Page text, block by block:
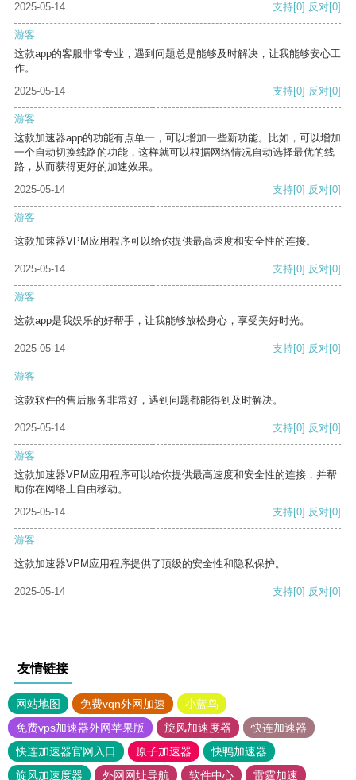
2025-05-14 支持[0] 反对[0]
游客
这款app的客服非常专业，遇到问题总是能够及时解决，让我能够安心工
作。
2025-05-14
支持[0] 反对[0]
游客
这款加速器app的功能有点单一，可以增加一些新功能。比如，可以增加
一个自动切换线路的功能，这样就可以根据网络情况自动选择最优的线
路，从而获得更好的加速效果。
2025-05-14
支持[0] 反对[0]
游客
这款加速器VPM应用程序可以给你提供最高速度和安全性的连接。
2025-05-14 支持[0] 反对[0]
游客
这款app是我娱乐的好帮手，让我能够放松身心，享受美好时光。
2025-05-14 支持[0] 反对[0]
游客
这款软件的售后服务非常好，遇到问题都能得到及时解决。
2025-05-14 支持[0] 反对[0]
游客
这款加速器VPM应用程序可以给你提供最高速度和安全性的连接，并帮
助你在网络上自由移动。
2025-05-14
支持[0] 反对[0]
游客
这款加速器VPM应用程序提供了顶级的安全性和隐私保护。
2025-05-14 支持[0] 反对[0]
友情链接
网站地图 免费vqn外网加速
小蓝鸟
免费vps加速器外网苹果版
旋风加速度器
快连加速器
快连加速器官网入口
原子加速器
快鸭加速器
旋风加速度器
外网网址导航 软件中心 雷霆加速